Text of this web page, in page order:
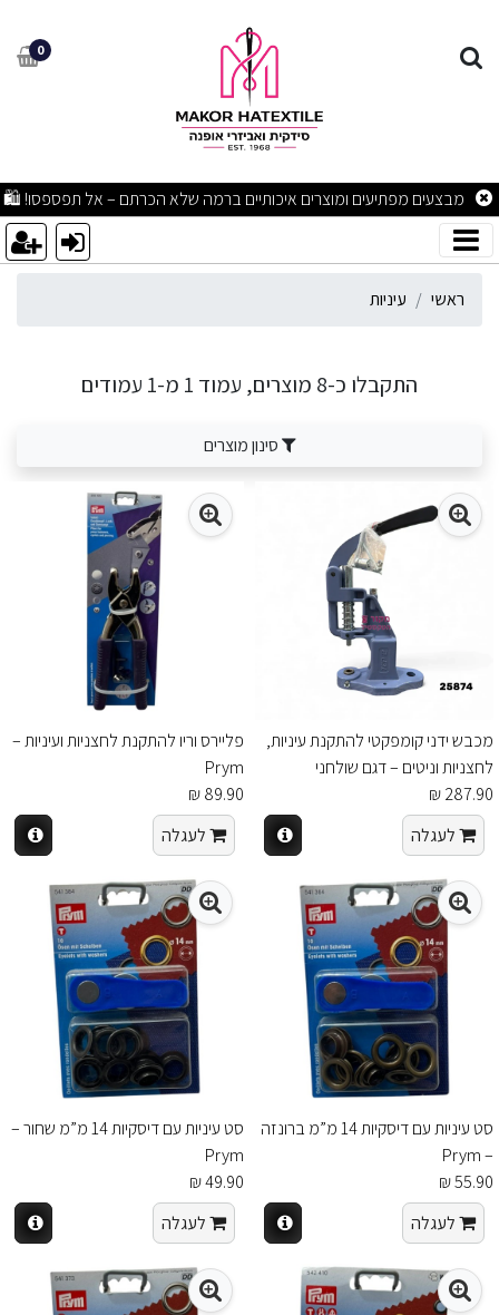
עיניות 0
מבצעים מפתיעים ומוצרים איכותיים ברמה שלא הכרתם – אל
ראשי עיניות
התקבלו כ-8 מוצרים, עמוד 1 מ-1 עמודים
סינון מוצרים
מכבש ידני קומפקטי להתקנת עיניות,
לחצניות וניטים – דגם שולחני
287.90 ₪
לעגלה
פליירס וריו להתקנת לחצניות ועיניות –
Prym
89.90 ₪
לעגלה
סט עיניות עם דיסקיות 14 מ”מ ברונזה
– Prym
55.90 ₪
לעגלה
סט עיניות עם דיסקיות 14 מ”מ שחור –
Prym
49.90 ₪
לעגלה